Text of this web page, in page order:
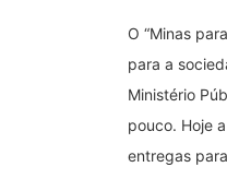
O “Minas
para a
Ministério
pouco. Hoje
entregas